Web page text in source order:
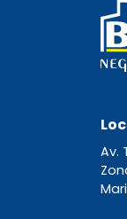
Av.